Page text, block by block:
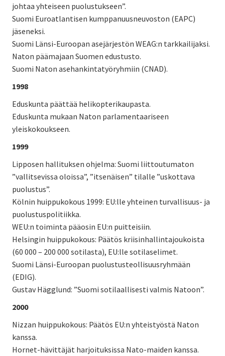
johtaa yhteiseen puolustukseen”.
Suomi Euroatlantisen kumppanuusneuvoston (EAPC)
jäseneksi.
Suomi Länsi-Euroopan asejärjestön WEAG:n tarkkailijaksi.
Naton päämajaan Suomen edustusto.
Suomi Naton asehankintatyöryhmiin (CNAD).
1998
Eduskunta päättää helikopterikaupasta.
Eduskunta mukaan Naton parlamentaariseen
yleiskokoukseen.
1999
Lipposen hallituksen ohjelma: Suomi liittoutumaton
”vallitsevissa oloissa”, ”itsenäisen” tilalle ”uskottava
puolustus”.
Kölnin huippukokous 1999: EU:lle yhteinen turvallisuus- ja
puolustuspolitiikka.
WEU:n toiminta pääosin EU:n puitteisiin.
Helsingin huippukokous: Päätös kriisinhallintajoukoista
(60 000 – 200 000 sotilasta), EU:lle sotilaselimet.
Suomi Länsi-Euroopan puolustusteollisuusryhmään
(EDIG).
Gustav Hägglund: ”Suomi sotilaallisesti valmis Natoon”.
2000
Nizzan huippukokous: Päätös EU:n yhteistyöstä Naton
kanssa.
Hornet-hävittäjät harjoituksissa Nato-maiden kanssa.